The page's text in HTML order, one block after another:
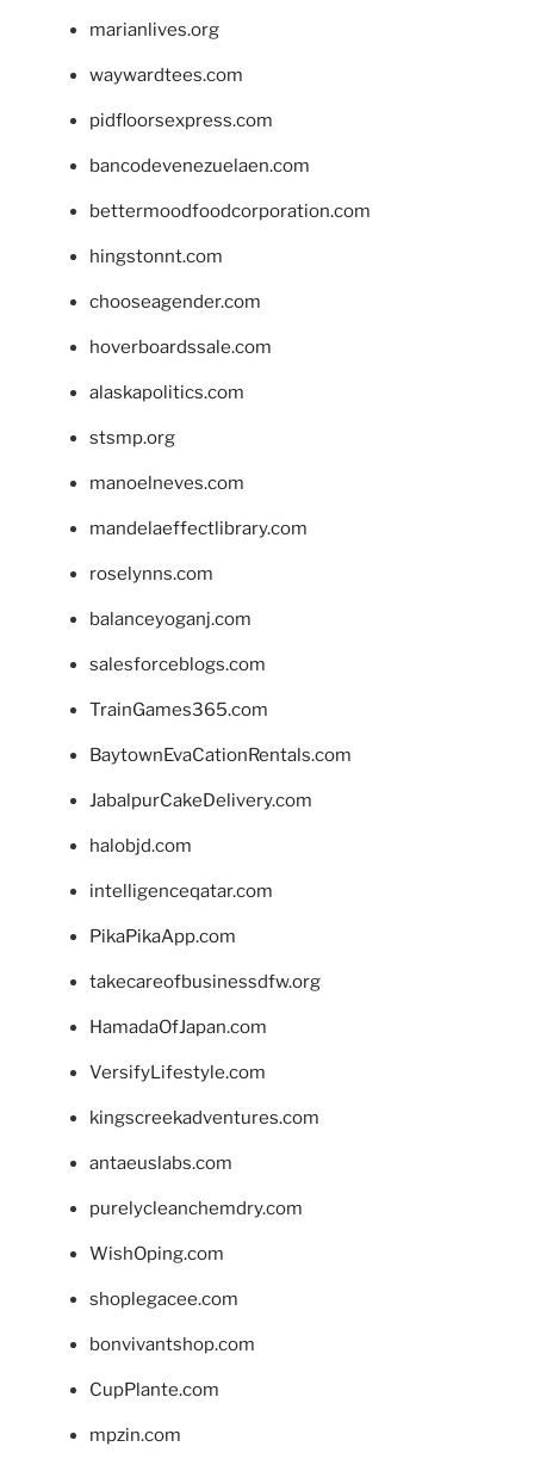
marianlives.org
waywardtees.com
pidfloorsexpress.com
bancodevenezuelaen.com
bettermoodfoodcorporation.com
hingstonnt.com
chooseagender.com
hoverboardssale.com
alaskapolitics.com
stsmp.org
manoelneves.com
mandelaeffectlibrary.com
roselynns.com
balanceyoganj.com
salesforceblogs.com
TrainGames365.com
BaytownEvaCationRentals.com
JabalpurCakeDelivery.com
halobjd.com
intelligenceqatar.com
PikaPikaApp.com
takecareofbusinessdfw.org
HamadaOfJapan.com
VersifyLifestyle.com
kingscreekadventures.com
antaeuslabs.com
purelycleanchemdry.com
WishOping.com
shoplegacee.com
bonvivantshop.com
CupPlante.com
mpzin.com